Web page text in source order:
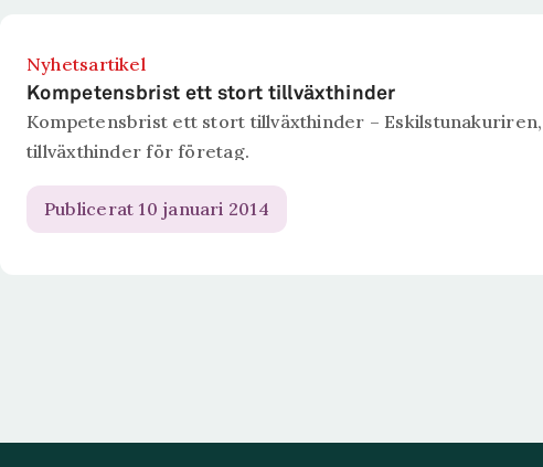
Nyhetsartikel
Kompetensbrist ett stort tillväxthinder
Kompetensbrist ett stort tillväxthinder –
tillväxthinder för företag.
Publicerat 10 januari 2014